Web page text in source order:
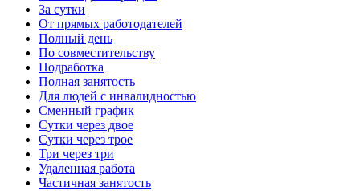
За сутки
От прямых работодателей
Полный день
По совместительству
Подработка
Полная занятость
Для людей с инвалидностью
Сменный график
Сутки через двое
Сутки через трое
Три через три
Удаленная работа
Частичная занятость